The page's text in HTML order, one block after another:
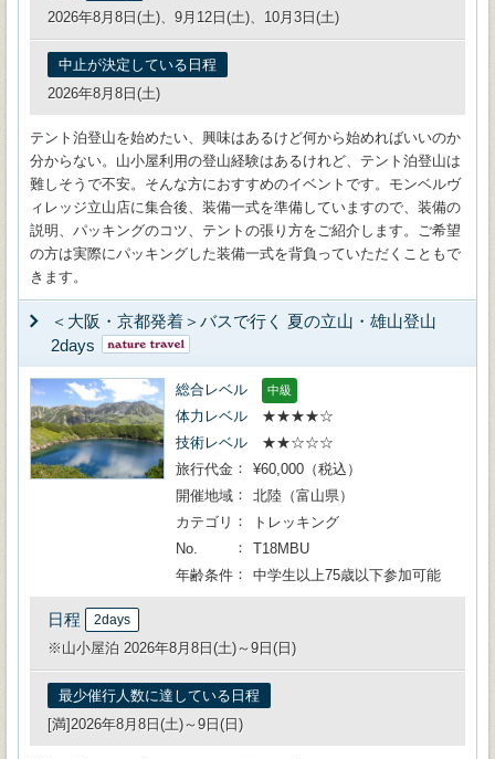
2026年8月8日(土)、9月12日(土)、10月3日(土)
中止が決定している日程
2026年8月8日(土)
テント泊登山を始めたい、興味はあるけど何から始めればいいのか
分からない。山小屋利用の登山経験はあるけれど、テント泊登山は
難しそうで不安。そんな方におすすめのイベントです。モンベルヴ
ィレッジ立山店に集合後、装備一式を準備していますので、装備の
説明、パッキングのコツ、テントの張り方をご紹介します。ご希望
の方は実際にパッキングした装備一式を背負っていただくこともで
きます。
＜大阪・京都発着＞バスで行く 夏の立山・雄山登山
2days
総合レベル 中級
体力レベル
★★★★☆
技術レベル
★★☆☆☆
旅行代金
¥60,000（税込）
開催地域
北陸（富山県）
カテゴリ
トレッキング
No.
T18MBU
年齢条件
中学生以上75歳以下参加可能
日程 2days
※山小屋泊 2026年8月8日(土)～9日(日)
最少催行人数に達している日程
[満]2026年8月8日(土)～9日(日)